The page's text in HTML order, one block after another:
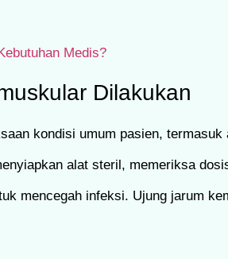
Medis?
Dilakukan
kondisi umum pasien,
alat steril, memeriksa
mencegah infeksi. Ujung jarum